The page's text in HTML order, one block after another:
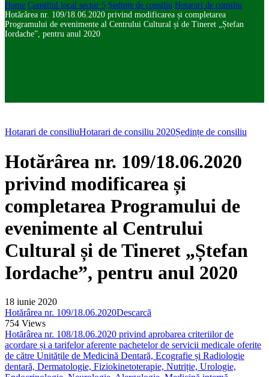
Home Consiliul local sector 5 Ședințe de consiliu Hotarari de consiliu
Hotărârea nr. 109/18.06.2020 privind modificarea și completarea
Programului de evenimente al Centrului Cultural și de Tineret „Ștefan
Iordache”, pentru anul 2020
Hotarari de consiliuHotarari de consiliu 2020Ședințe de consiliu
Hotărârea nr. 109/18.06.2020
privind modificarea și
completarea Programului de
evenimente al Centrului
Cultural și de Tineret „Ștefan
Iordache”, pentru anul 2020
18 iunie 2020
Hotărârea nr. 109/18.06.2020Descarcă
754 Views
Hotărârea nr. 108/18.06.2020 privind aprobarea criteriilor de
acordare și a tarifelor aferente pachetelor de servicii medicale oferite
de către Unitățile de Medicină Dentară, Ecografie și Radiologie
dentară, Dermatologie, Fiziokinetoterapie, Nutriție, Urologie,